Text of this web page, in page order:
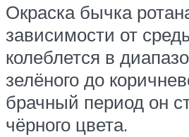
Окраска бычка
зависимости от
колеблется в
зелёного до
брачный период он
чёрного цвета.